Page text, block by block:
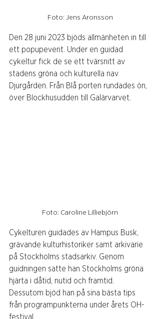
Foto: Jens Aronsson
Den 28 juni 2023 bjöds allmänheten in till
ett popupevent. Under en guidad
cykeltur fick de se ett tvärsnitt av
stadens gröna och kulturella nav
Djurgården. Från Blå porten rundades ön,
över Blockhusudden till Galärvarvet.
Foto: Caroline Lilliebjörn
Cykelturen guidades av Hampus Busk,
grävande kulturhistoriker samt arkivarie
på Stockholms stadsarkiv. Genom
guidningen satte han Stockholms gröna
hjärta i dåtid, nutid och framtid.
Dessutom bjöd han på sina bästa tips
från programpunkterna under årets OH-
festival.